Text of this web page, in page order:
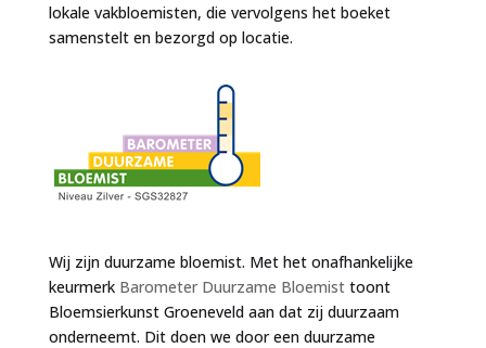
lokale vakbloemisten, die vervolgens het boeket
samenstelt en bezorgd op locatie.
Wij zijn duurzame bloemist. Met het onafhankelijke
keurmerk Barometer Duurzame Bloemisttoont
Bloemsierkunst Groeneveld aan dat zij duurzaam
onderneemt. Dit doen we door een duurzame